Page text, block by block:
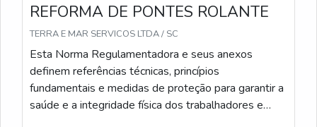
REFORMA DE PONTES ROLANTE
TERRA E MAR SERVICOS LTDA / SC
Esta Norma Regulamentadora e seus anexos
definem referências técnicas, princípios
fundamentais e medidas de proteção para garantir a
saúde e a integridade física dos trabalhadores e